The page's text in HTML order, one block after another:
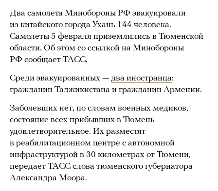
Два самолета Минобороны РФ эвакуировали
из китайского города Ухань 144 человека.
Самолеты 5 февраля приземлились в Тюменской
области. Об этом со ссылкой на Минобороны
РФ сообщает ТАСС.
Среди эвакуированных — два иностранца:
гражданин Таджикистана и гражданин Армении.
Заболевших нет, по словам военных медиков,
состояние всех прибывших в Тюмень
удовлетворительное. Их разместят
в реабилитационном центре с автономной
инфраструктурой в 30 километрах от Тюмени,
передает ТАСС слова тюменского губернатора
Александра Моора.